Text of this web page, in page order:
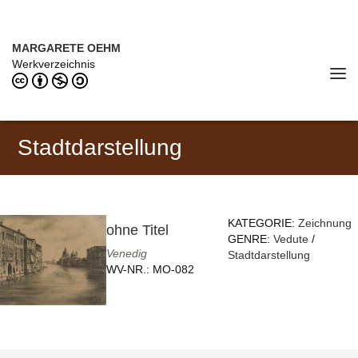
MARGARETE OEHM
Werkverzeichnis
Stadtdarstellung
ohne Titel
Venedig
WV-NR.: MO-082
KATEGORIE:Zeichnung
GENRE:Vedute /
Stadtdarstellung